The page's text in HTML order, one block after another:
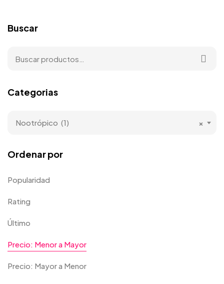
Buscar
Categorias
×
Nootrópico (1)
Ordenar por
Popularidad
Rating
Último
Precio: Menor a Mayor
Precio: Mayor a Menor